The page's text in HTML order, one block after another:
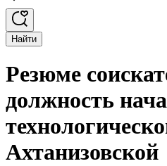
Найти
Резюме
должность
Ахтанизовской